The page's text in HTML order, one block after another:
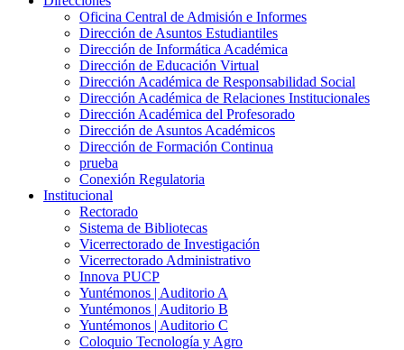
Oficina Central de Admisión e Informes
Dirección de Asuntos Estudiantiles
Dirección de Informática Académica
Dirección de Educación Virtual
Dirección Académica de Responsabilidad Social
Dirección Académica de Relaciones Institucionales
Dirección Académica del Profesorado
Dirección de Asuntos Académicos
Dirección de Formación Continua
prueba
Conexión Regulatoria
Institucional
Rectorado
Sistema de Bibliotecas
Vicerrectorado de Investigación
Vicerrectorado Administrativo
Innova PUCP
Yuntémonos | Auditorio A
Yuntémonos | Auditorio B
Yuntémonos | Auditorio C
Coloquio Tecnología y Agro